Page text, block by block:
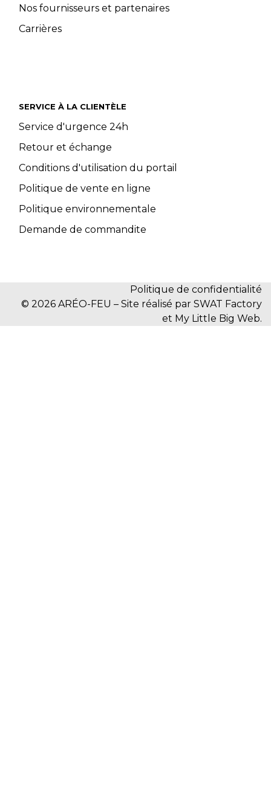
Nos fournisseurs et partenaires
Carrières
SERVICE À LA CLIENTÈLE
Service d'urgence 24h
Retour et échange
Conditions d'utilisation du portail
Politique de vente en ligne
Politique environnementale
Demande de commandite
Politique de confidentialité
© 2026 ARÉO-FEU – Site réalisé par SWAT Factory
et My Little Big Web.